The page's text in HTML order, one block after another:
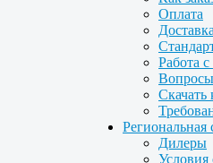
Оплата
Работа
Скачать
Региональная
Дилеры
Условия